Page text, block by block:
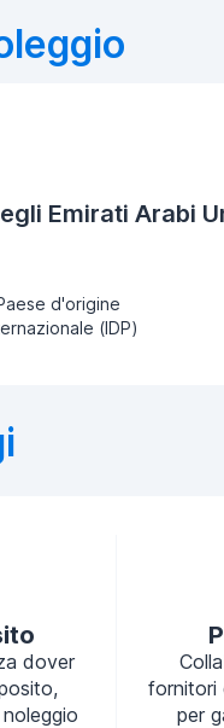
Emirati Arabi
d'origine
(IDP)
dover
fornitori
per